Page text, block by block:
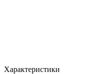
Характеристики